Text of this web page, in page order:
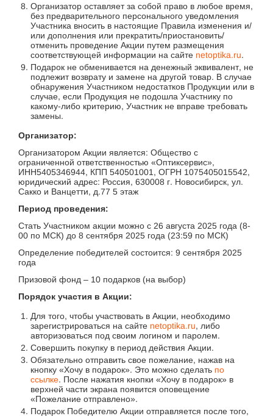
Организатор оставляет за собой право в любое время,
без предварительного персонального уведомления
Участника вносить в настоящие Правила изменения и/
или дополнения или прекратить/приостановить/
отменить проведение Акции путем размещения
соответствующей информации на сайте netoptika.ru.
Подарок не обменивается на денежный эквивалент, не
подлежит возврату и замене на другой товар. В случае
обнаружения Участником недостатков Продукции или в
случае, если Продукция не подошла Участнику по
какому-либо критерию, Участник не вправе требовать
замены.
Организатор:
Организатором Акции является: Общество с
ограниченной ответственностью «Оптиксервис»,
ИНН5405346944, КПП 540501001, ОГРН 1075405015542,
юридический адрес: Россия, 630008 г. Новосибирск, ул.
Сакко и Ванцетти, д.77 5 этаж
Период проведения:
Стать Участником акции можно с 26 августа 2025 года (8-
00 по МСК) до 8 сентября 2025 года (23:59 по МСК)
Определение победителей состоится: 9 сентября 2025
года
Призовой фонд – 10 подарков (на выбор)
Порядок участия в Акции:
Для того, чтобы участвовать в Акции, необходимо
зарегистрироваться на сайте netoptika.ru, либо
авторизоваться под своим логином и паролем.
Совершить покупку в период действия Акции.
Обязательно отправить свое пожелание, нажав на
кнопку «Хочу в подарок». Это можно сделать по
ссылке. После нажатия кнопки «Хочу в подарок» в
верхней части экрана появится оповещение
«Пожелание отправлено».
Подарок Победителю Акции отправляется после того,